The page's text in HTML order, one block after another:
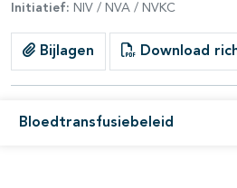
Initiatief: NIV / NVA / NVKC
Bijlagen Download
Bloedtransfusiebeleid
open- en dichtklappen
open- en dichtklappen